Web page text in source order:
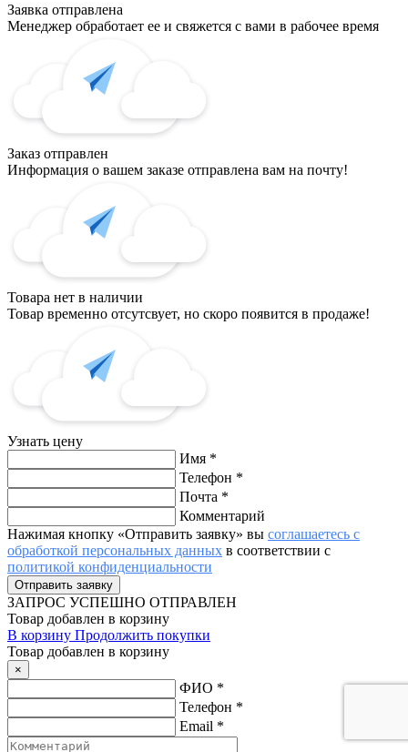
Заявка отправлена
Менеджер обработает ее и свяжется с вами в рабочее время
Заказ отправлен
Информация о вашем заказе отправлена вам на почту!
Товара нет в наличии
Товар временно отсутсвует, но скоро появится в продаже!
Узнать цену
Имя *
Телефон *
Почта *
Комментарий
Нажимая кнопку «Отправить заявку» вы соглашаетесь с
обработкой персональных данных в соответствии с
политикой конфиденциальности
ЗАПРОС УСПЕШНО ОТПРАВЛЕН
Товар добавлен в корзину
В корзину Продолжить покупки
Товар добавлен в корзину
×
ФИО *
Телефон *
Email *